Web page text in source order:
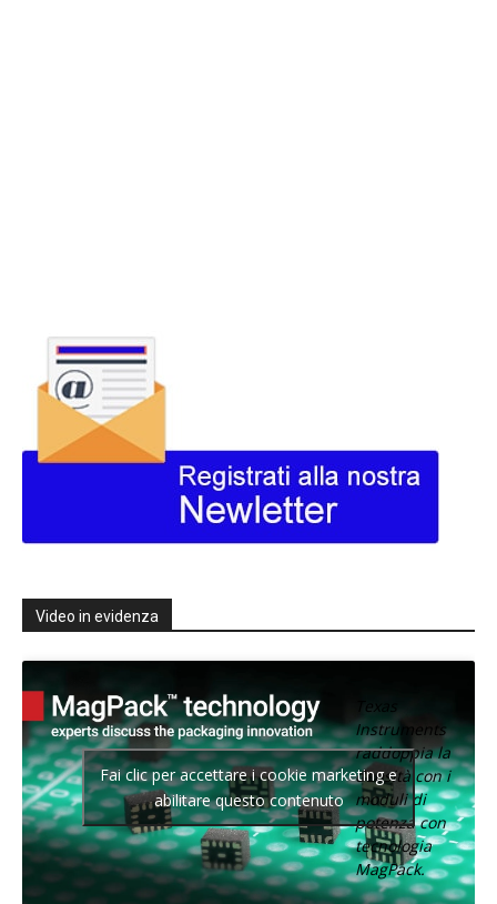
Video in evidenza
Texas
Instruments
raddoppia la
densità con i
moduli di
potenza con
tecnologia
MagPack.
Fai clic per accettare i cookie marketing e
abilitare questo contenuto